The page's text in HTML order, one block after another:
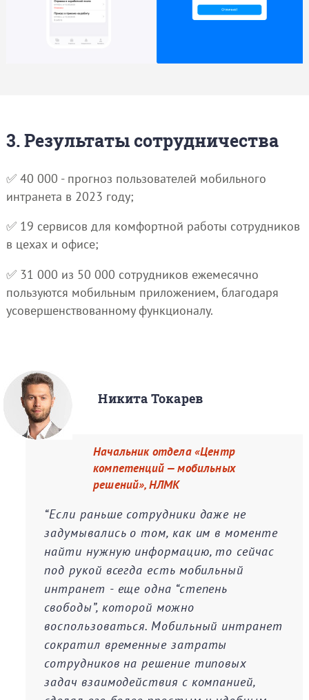
3. Результаты сотрудничества
✅ 40 000 - прогноз пользователей мобильного
интранета в 2023 году;
✅ 19 сервисов для комфортной работы сотрудников
в цехах и офисе;
✅ 31 000 из 50 000 сотрудников ежемесячно
пользуются мобильным приложением, благодаря
усовершенствованному функционалу.
Никита Токарев
Начальник отдела «Центр
компетенций — мобильных
решений», НЛМК
“Если раньше сотрудники даже не
задумывались о том, как им в моменте
найти нужную информацию, то сейчас
под рукой всегда есть мобильный
интранет - еще одна “степень
свободы”, которой можно
воспользоваться. Мобильный интранет
сократил временные затраты
сотрудников на решение типовых
задач взаимодействия с компанией,